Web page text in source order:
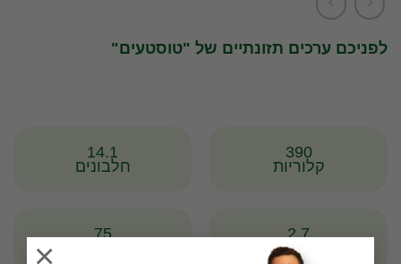
×
לפניכם ערכים תזונתיים של "טוסטעים"
390
קלוריות
14.1
חלבונים
2.7
שומנים
75